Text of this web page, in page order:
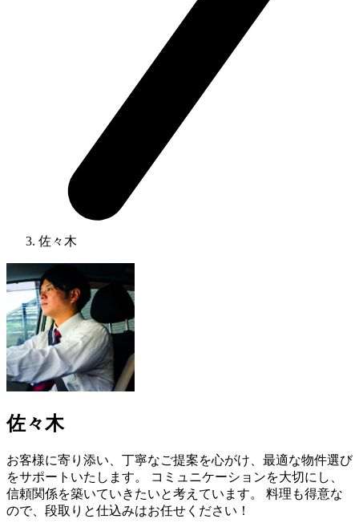
佐々木
佐々木
お客様に寄り添い、丁寧なご提案を心がけ、最適な物件選び
をサポートいたします。 コミュニケーションを大切にし、
信頼関係を築いていきたいと考えています。 料理も得意な
ので、段取りと仕込みはお任せください！